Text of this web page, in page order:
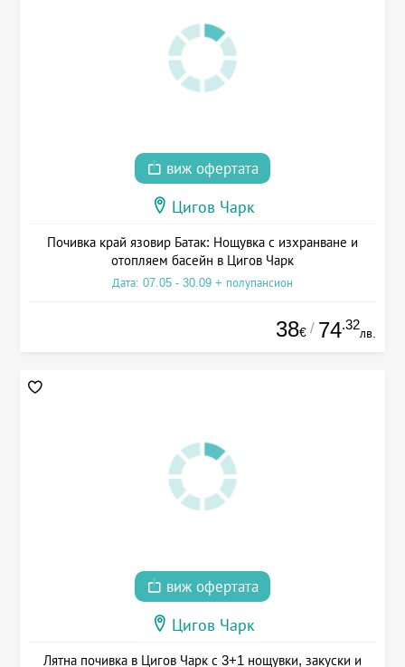
виж офертата
Цигов Чарк
Почивка край язовир Батак: Нощувка с изхранване и
отопляем басейн в Цигов Чарк
Дата: 07.05 - 30.09 + полупансион
38€ / 74.32
лв.
виж офертата
Цигов Чарк
Лятна почивка в Цигов Чарк с 3+1 нощувки, закуски и